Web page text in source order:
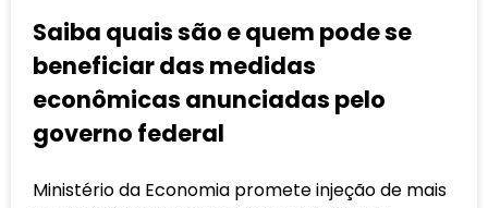
Saiba quais são e quem pode se
beneficiar das medidas
econômicas anunciadas pelo
governo federal
Ministério da Economia promete injeção de mais